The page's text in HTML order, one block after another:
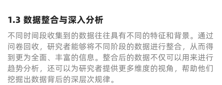
1.3 数据整合与深入分析
不同时间段收集到的数据往往具有不同的特征和背景。通过
问卷回收，研究者能够将不同阶段的数据进行整合，从而得
到更为全面、丰富的信息。整合后的数据不仅可以用来进行
趋势分析，还可以为研究者提供更多维度的视角，帮助他们
挖掘出数据背后的深层次规律。